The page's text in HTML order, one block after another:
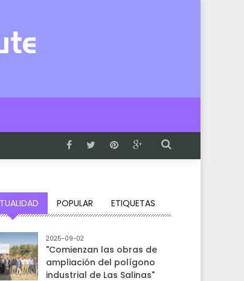
POPULAR ETIQUETAS
2025-09-02
"Comienzan las obras de
ampliación del polígono
industrial de Las Salinas"